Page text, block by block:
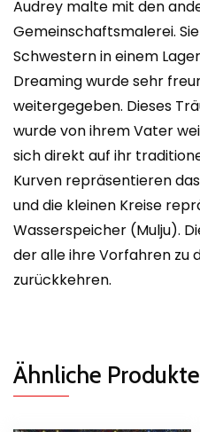
Audrey malte mit den
Gemeinschaftsmalerei.
Schwestern in einem
Dreaming wurde sehr
weitergegeben. Dieses
wurde von ihrem Vater
sich direkt auf ihr
Kurven repräsentieren
und die kleinen Kreise
Wasserspeicher (Mulju).
der alle ihre Vorfahren zu
zurückkehren.
Ähnliche Produkte